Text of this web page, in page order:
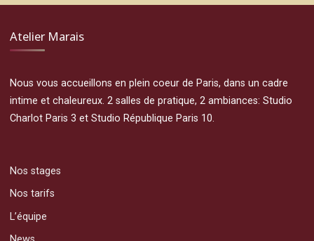
Atelier Marais
Nous vous accueillons en plein coeur de Paris, dans un cadre
intime et chaleureux. 2 salles de pratique, 2 ambiances: Studio
Charlot Paris 3 et Studio République Paris 10.
Nos stages
Nos tarifs
L’équipe